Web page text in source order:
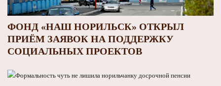
ФОНД «НАШ НОРИЛЬСК» ОТКРЫЛ
ПРИЁМ ЗАЯВОК НА ПОДДЕРЖКУ
СОЦИАЛЬНЫХ ПРОЕКТОВ